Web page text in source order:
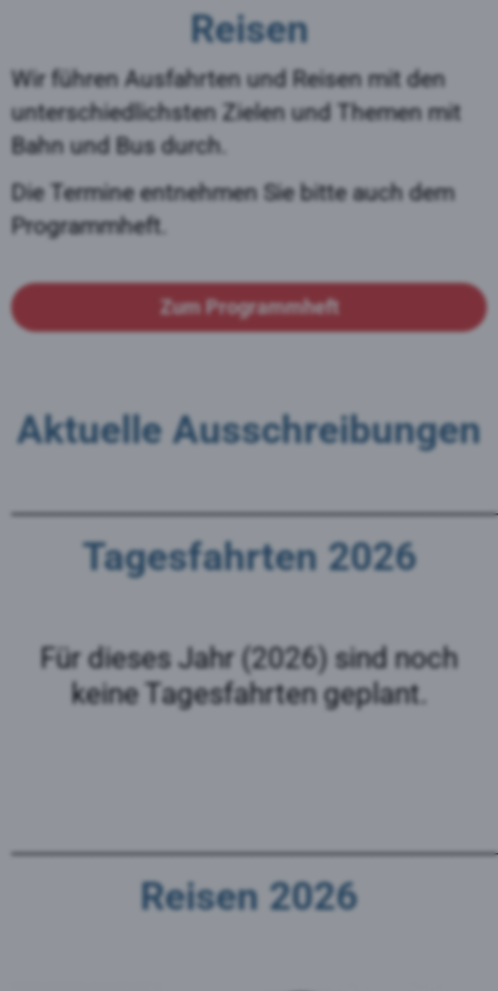
Reisen
Wir führen Ausfahrten und Reisen mit den
unterschiedlichsten Zielen und Themen mit
Bahn und Bus durch.
Die Termine entnehmen Sie bitte auch dem
Programmheft.
Zum Programmheft
Aktuelle Ausschreibungen
Tagesfahrten 2026
Für dieses Jahr (2026) sind noch
keine Tagesfahrten geplant.
Reisen 2026